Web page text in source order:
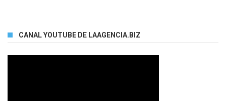
CANAL YOUTUBE DE LAAGENCIA.BIZ